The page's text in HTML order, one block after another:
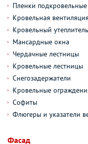
Пленки подкровельные
Кровельная вентиляция
Кровельный утеплитель
Мансардные окна
Чердачные лестницы
Кровельные лестницы
Снегозадержатели
Кровельные
Софиты
Флюгеры и указатели
Фасад